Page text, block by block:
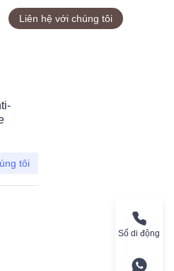
Liên hệ với chúng tôi
tôi
Số di động